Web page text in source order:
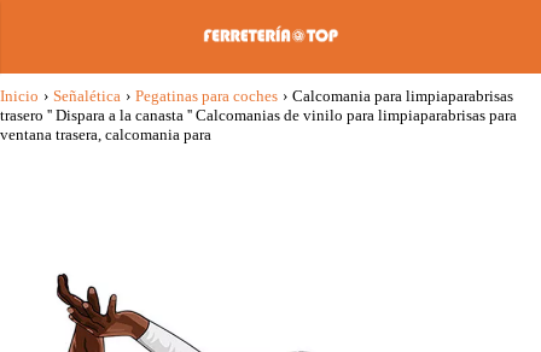
Inicio › Señalética › Pegatinas para coches › Calcomania para limpiaparabrisas
trasero '' Dispara a la canasta '' Calcomanias de vinilo para limpiaparabrisas para
ventana trasera, calcomania para